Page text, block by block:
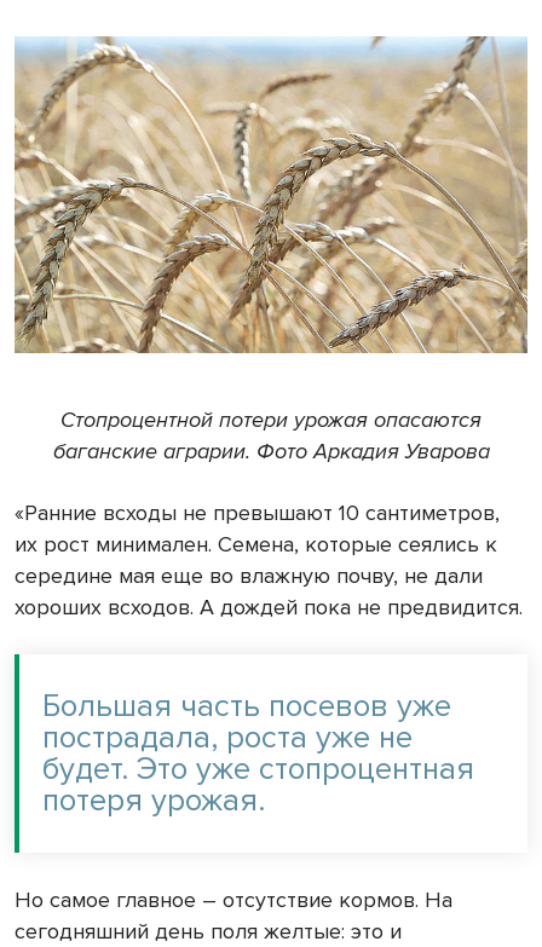
Стопроцентной потери урожая опасаются
баганские аграрии. Фото Аркадия Уварова
«Ранние всходы не превышают 10 сантиметров,
их рост минимален. Семена, которые сеялись к
середине мая еще во влажную почву, не дали
хороших всходов. А дождей пока не предвидится.
Большая часть посевов уже
пострадала, роста уже не
будет. Это уже стопроцентная
потеря урожая.
Но самое главное – отсутствие кормов. На
сегодняшний день поля желтые: это и